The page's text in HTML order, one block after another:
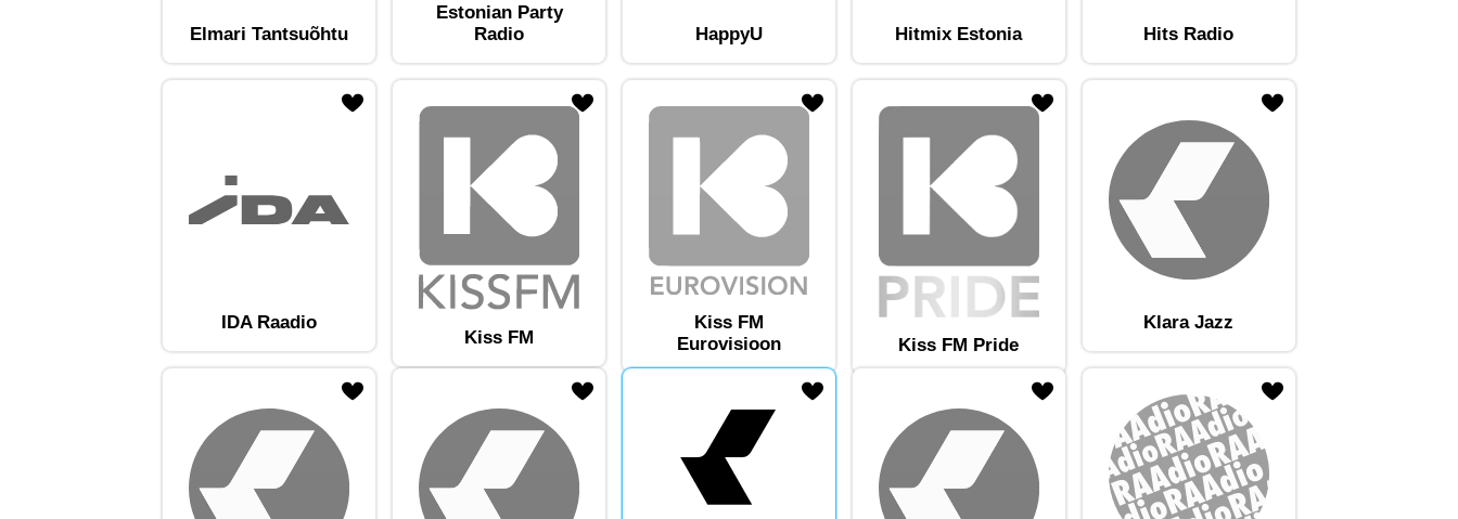
Elmari Tantsuõhtu
Estonian Party
Radio
HappyU Hitmix Estonia Hits Radio
IDA Raadio
Kiss FM
Kiss FM
Eurovisioon
Lisa raadiojaam lemmikute hulka
Kiss FM Pride
Lisa raadiojaam lemmikute hulka
Klara Jazz
Lisa raadiojaam lemmikute hulka
Lisa raadiojaam lemmikute hulkaLisa raadiojaam lemmikute hulkaLisa raadiojaam lemmikute hulka